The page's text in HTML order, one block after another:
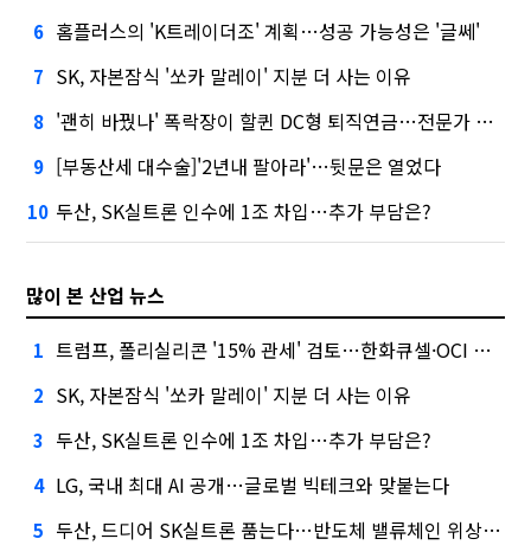
6 홈플러스의 'K트레이더조' 계획…성공 가능성은 '글쎄'
7 SK, 자본잠식 '쏘카 말레이' 지분 더 사는 이유
8 '괜히 바꿨나' 폭락장이 할퀸 DC형 퇴직연금…전문가 조언은
9 [부동산세 대수술]'2년내 팔아라'…뒷문은 열었다
10 두산, SK실트론 인수에 1조 차입…추가 부담은?
많이 본 산업 뉴스
1 트럼프, 폴리실리콘 '15% 관세' 검토…한화큐셀·OCI 영향은?
2 SK, 자본잠식 '쏘카 말레이' 지분 더 사는 이유
3 두산, SK실트론 인수에 1조 차입…추가 부담은?
4 LG, 국내 최대 AI 공개…글로벌 빅테크와 맞붙는다
5 두산, 드디어 SK실트론 품는다…반도체 밸류체인 위상 강화